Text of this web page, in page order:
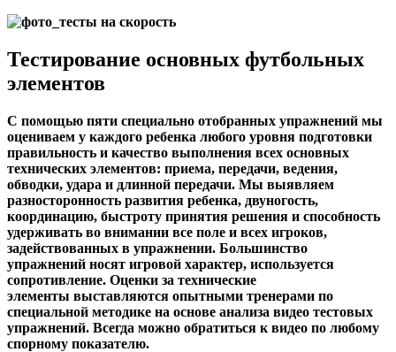
Тестирование основных футбольных
элементов
С помощью пяти специально отобранных упражнений мы
оцениваем у каждого ребенка любого уровня подготовки
правильность и качество выполнения всех основных
технических элементов: приема, передачи, ведения,
обводки, удара и длинной передачи. Мы выявляем
разносторонность развития ребенка, двуногость,
координацию, быстроту принятия решения и способность
удерживать во внимании все поле и всех игроков,
задействованных в упражнении. Большинство
упражнений носят игровой характер, используется
сопротивление. Оценки за технические
элементы выставляются опытными тренерами по
специальной методике на основе анализа видео тестовых
упражнений. Всегда можно обратиться к видео по любому
спорному показателю.